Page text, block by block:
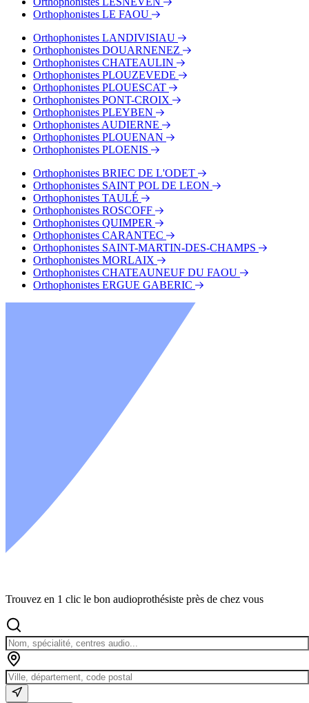
Orthophonistes LE FAOU
Orthophonistes LANDIVISIAU
Orthophonistes DOUARNENEZ
Orthophonistes CHATEAULIN
Orthophonistes PLOUZEVEDE
Orthophonistes PLOUESCAT
Orthophonistes PONT-CROIX
Orthophonistes PLEYBEN
Orthophonistes AUDIERNE
Orthophonistes PLOUENAN
Orthophonistes PLOENIS
Orthophonistes BRIEC DE L'ODET
Orthophonistes SAINT POL DE LEON
Orthophonistes TAULÉ
Orthophonistes ROSCOFF
Orthophonistes QUIMPER
Orthophonistes CARANTEC
Orthophonistes SAINT-MARTIN-DES-CHAMPS
Orthophonistes MORLAIX
Orthophonistes CHATEAUNEUF DU FAOU
Orthophonistes ERGUE GABERIC
Trouvez en 1 clic le bon audioprothésiste près de chez vous